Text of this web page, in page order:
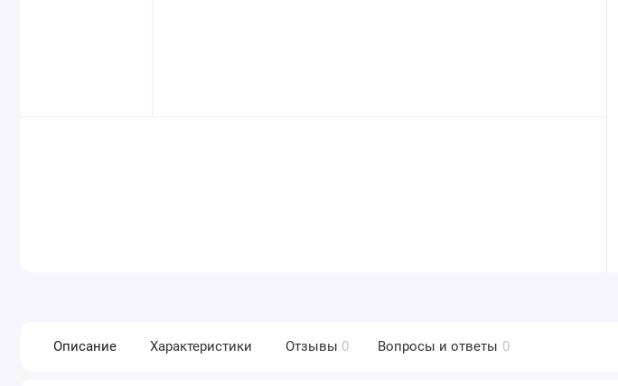
Описание Характеристики Отзывы 0 Вопросы и ответы 0